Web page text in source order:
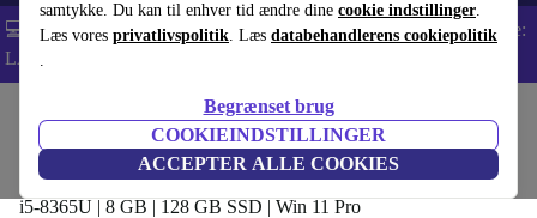
samtykke. Du kan til enhver tid ændre dine cookie indstillinger.
Læs vores privatlivspolitik. Læs databehandlerens cookiepolitik
.
Begrænset brug
COOKIEINDSTILLINGER
ACCEPTER ALLE COOKIES
💻 Ekstra 5% rabat på alle MacBooks og bærbare computere - Kode:
LAPTOP5 -
Desktop PCs Lenovo Desktops
Lenovo ThinkCentre M90n-1 Nano
i5-8365U | 8 GB | 128 GB SSD | Win 11 Pro